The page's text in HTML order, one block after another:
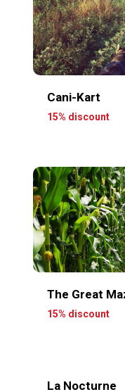
Cani-Kart
15% discount
The Great
15% discount
La Nocturne